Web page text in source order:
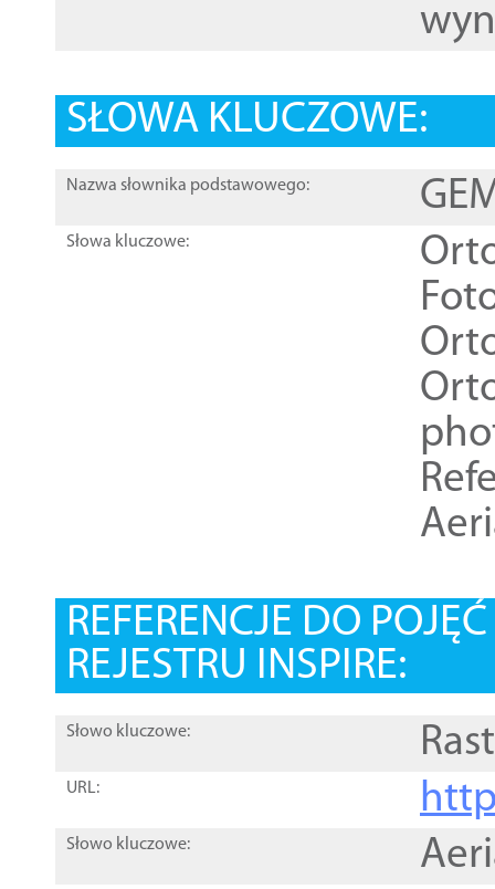
SŁOWA KLUCZOWE:
Nazwa słownika podstawowego:
Słowa kluczowe:
REFERENCJE DO
REJESTRU INSPIRE:
Słowo kluczowe:
URL:
Słowo kluczowe: